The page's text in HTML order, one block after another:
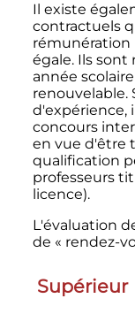
Il existe
contractuels
rémunération
égale. Ils
année
renouvelable.
d'expérience,
concours
en vue d'être
qualification
professeurs
licence).
L'évaluation
de « rendez-
Supérieur